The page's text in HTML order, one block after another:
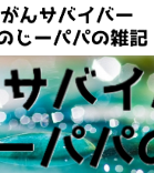
Dreams beyond 60s